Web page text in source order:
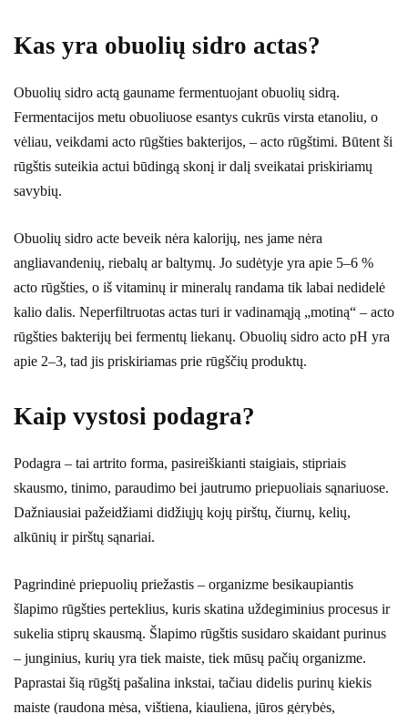
Kas yra obuolių sidro actas?
Obuolių sidro actą gauname fermentuojant obuolių sidrą.
Fermentacijos metu obuoliuose esantys cukrūs virsta etanoliu, o
vėliau, veikdami acto rūgšties bakterijos, – acto rūgštimi. Būtent ši
rūgštis suteikia actui būdingą skonį ir dalį sveikatai priskiriamų
savybių.
Obuolių sidro acte beveik nėra kalorijų, nes jame nėra
angliavandenių, riebalų ar baltymų. Jo sudėtyje yra apie 5–6 %
acto rūgšties, o iš vitaminų ir mineralų randama tik labai nedidelė
kalio dalis. Neperfiltruotas actas turi ir vadinamąją „motiną“ – acto
rūgšties bakterijų bei fermentų liekanų. Obuolių sidro acto pH yra
apie 2–3, tad jis priskiriamas prie rūgščių produktų.
Kaip vystosi podagra?
Podagra – tai artrito forma, pasireiškianti staigiais, stipriais
skausmo, tinimo, paraudimo bei jautrumo priepuoliais sąnariuose.
Dažniausiai pažeidžiami didžiųjų kojų pirštų, čiurnų, kelių,
alkūnių ir pirštų sąnariai.
Pagrindinė priepuolių priežastis – organizme besikaupiantis
šlapimo rūgšties perteklius, kuris skatina uždegiminius procesus ir
sukelia stiprų skausmą. Šlapimo rūgštis susidaro skaidant purinus
– junginius, kurių yra tiek maiste, tiek mūsų pačių organizme.
Paprastai šią rūgštį pašalina inkstai, tačiau didelis purinų kiekis
maiste (raudona mėsa, vištiena, kiauliena, jūros gėrybės,